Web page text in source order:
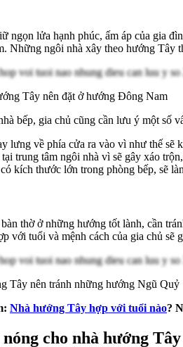
ngọn lửa hạnh phúc, ấm áp của gia
Những ngôi nhà xây theo hướng Tây
Tây nên đặt ở hướng Đông Nam
bếp, gia chủ cũng cần lưu ý một số
lưng về phía cửa ra vào vì như thế sẽ
trung tâm ngôi nhà vì sẽ gây xáo
kích thước lớn trong phòng bếp, sẽ
thờ ở những hướng tốt lành, cần
với tuổi và mệnh cách của gia chủ
Tây nên tránh những hướng Ngũ Quỷ
Nhà hướng Tây hợp với tuổi nào?
cho nhà hướng